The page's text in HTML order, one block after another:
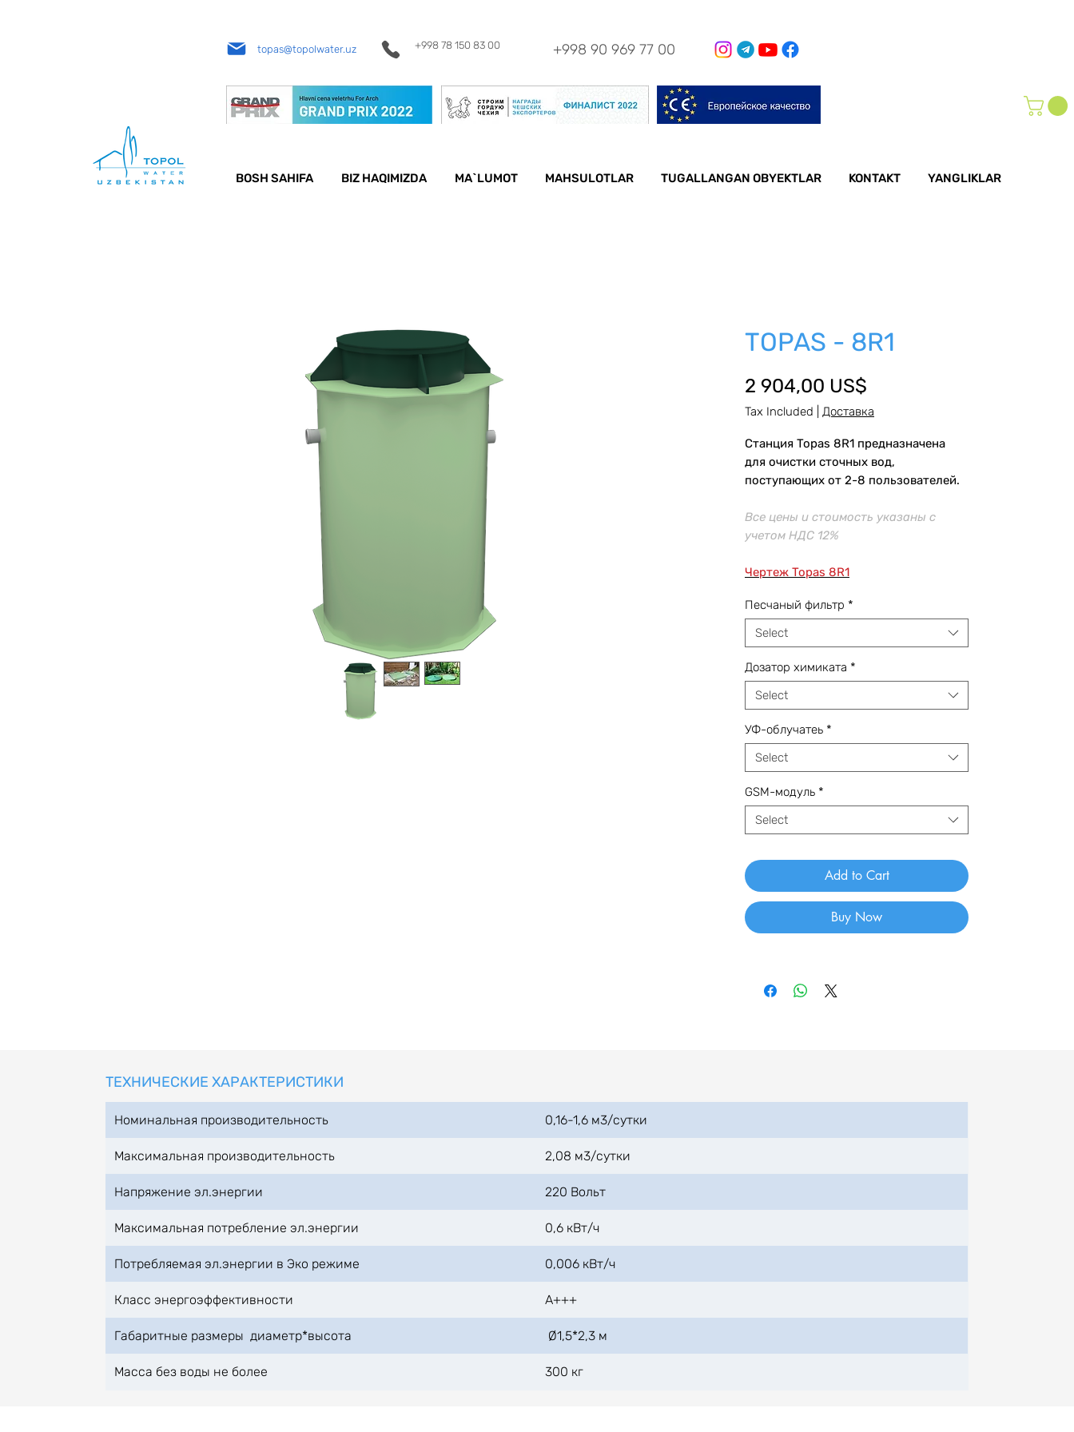
topas@topolwater.uz +998 78 150 83 00 +998 90 969 77 00
BOSH SAHIFA BIZ HAQIMIZDA MA`LUMOT MAHSULOTLAR TUGALLANGAN OBYEKTLAR KONTAKT YANGLIKLAR
TOPAS - 8R1
2 904,00 US$
Tax Included Доставка
Станция Topas 8R1 предназначена
для очистки сточных вод,
поступающих от 2-8 пользователей.
Все цены и стоимость указаны с
учетом НДС 12%
Чертеж Topas 8R1
Песчаный фильтр *
Select
Дозатор химиката *
Select
УФ-облучатеь *
Select
GSM-модуль *
Select
Add to Cart
Buy Now
ТЕХНИЧЕСКИЕ ХАРАКТЕРИСТИКИ
Номинальная производительность 0,16-1,6 м3/сутки
Максимальная производительность 2,08 м3/сутки
Напряжение эл.энергии 220 Вольт
Максимальная потребление эл.энергии 0,6 кВт/ч
Потребляемая эл.энергии в Эко режиме 0,006 кВт/ч
Класс энергоэффективности А+++
Габаритные размеры диаметр*высота Ø1,5*2,3 м
Масса без воды не более 300 кг